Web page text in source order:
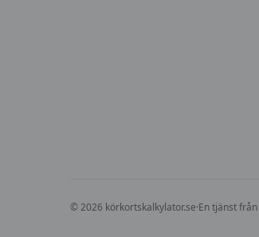
©2026 körkortskalkylator.se·En tjänst från